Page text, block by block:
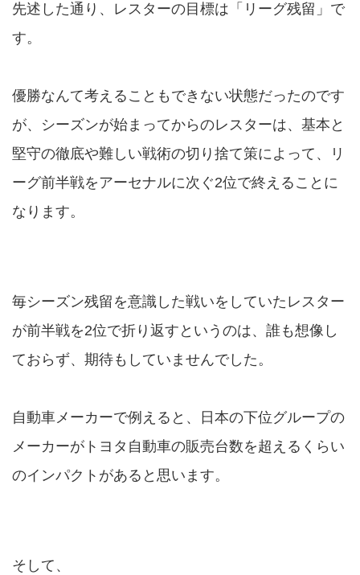
先述した通り、レスターの目標は「リーグ残留」で
す。
優勝なんて考えることもできない状態だったのです
が、シーズンが始まってからのレスターは、基本と
堅守の徹底や難しい戦術の切り捨て策によって、リ
ーグ前半戦をアーセナルに次ぐ2位で終えることに
なります。
毎シーズン残留を意識した戦いをしていたレスター
が前半戦を2位で折り返すというのは、誰も想像し
ておらず、期待もしていませんでした。
自動車メーカーで例えると、日本の下位グループの
メーカーがトヨタ自動車の販売台数を超えるくらい
のインパクトがあると思います。
そして、